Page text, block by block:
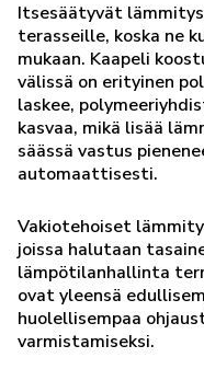
Itsesäätyvät
terasseille, koska ne
mukaan. Kaapeli
välissä on erityinen
laskee,
kasvaa, mikä lisää
säässä vastus
automaattisesti.
Vakiotehoiset
joissa halutaan
lämpötilanhallinta
ovat yleensä
huolellisempaa
varmistamiseksi.